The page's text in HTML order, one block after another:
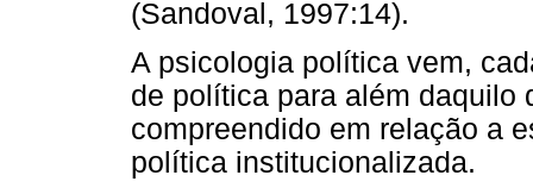
(Sandoval, 1997:14).
A psicologia política vem,
de política para além daquilo
compreendido em relação a
política institucionalizada.